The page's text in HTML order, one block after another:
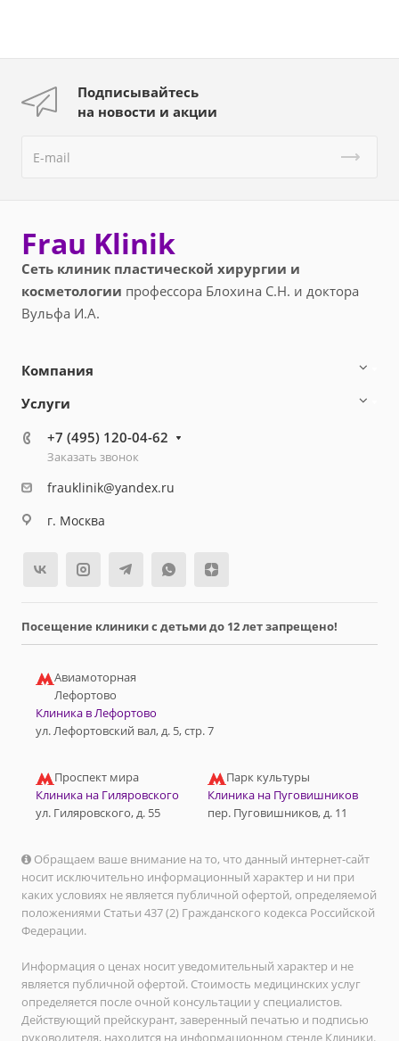
Подписывайтесь
на новости и акции
Frau Klinik
Сеть клиник пластической хирургии и
косметологии профессора Блохина С.Н. и доктора
Вульфа И.А.
Компания
Услуги
+7 (495) 120-04-62
Заказать звонок
frauklinik@yandex.ru
г. Москва
Посещение клиники с детьми до 12 лет запрещено!
Авиамоторная
Лефортово
Клиника в Лефортово
ул. Лефортовский вал, д. 5, стр. 7
Проспект мира
Клиника на Гиляровского
ул. Гиляровского, д. 55
Парк культуры
Клиника на Пуговишников
пер. Пуговишников, д. 11
Обращаем ваше внимание на то, что данный интернет-сайт
носит исключительно информационный характер и ни при
каких условиях не является публичной офертой, определяемой
положениями Статьи 437 (2) Гражданского кодекса Российской
Федерации.
Информация о ценах носит уведомительный характер и не
является публичной офертой. Стоимость медицинских услуг
определяется после очной консультации у специалистов.
Действующий прейскурант, заверенный печатью и подписью
руководителя, находится на информационном стенде Клиники.